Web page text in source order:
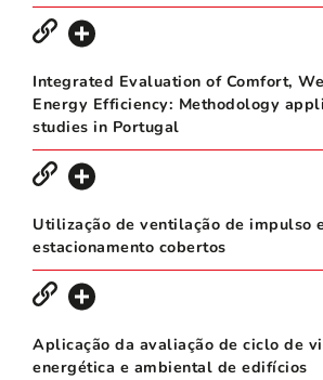
Integrated Evaluation of Comfort,
Energy Efficiency: Methodology
studies in Portugal
Utilização de ventilação de impulso
estacionamento cobertos
Aplicação da avaliação de ciclo de
energética e ambiental de edifícios